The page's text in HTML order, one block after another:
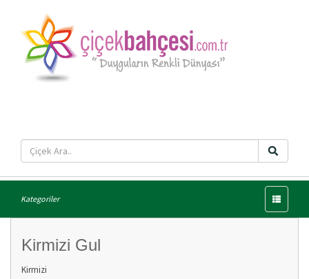
Menü
Kategoriler
Kirmizi Gul
Kirmizi